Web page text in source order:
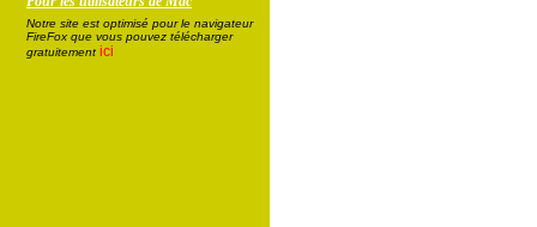
Notre site est optimisé pour le navigateur
FireFox que vous pouvez télécharger
gratuitement ici